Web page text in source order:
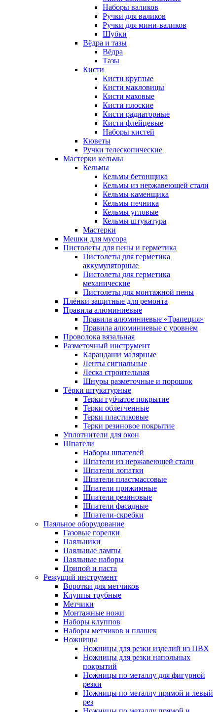
Наборы валиков
Ручки для валиков
Ручки для мини-валиков
Шубки
Вёдра и тазы
Вёдра
Тазы
Кисти
Кисти круглые
Кисти макловицы
Кисти маховые
Кисти плоские
Кисти радиаторные
Кисти флейцевые
Наборы кистей
Кюветы
Ручки телескопические
Мастерки кельмы
Кельмы
Кельмы бетонщика
Кельмы из нержавеющей стали
Кельмы каменщика
Кельмы печника
Кельмы угловые
Кельмы штукатура
Мастерки
Мешки для мусора
Пистолеты для пены и герметика
Пистолеты для герметика
аккумуляторные
Пистолеты для герметика
механические
Пистолеты для монтажной пены
Плёнки защитные для ремонта
Правила алюминиевые
Правила алюминиевые «Трапеция»
Правила алюминиевые с уровнем
Проволока вязальная
Разметочный инструмент
Карандаши малярные
Ленты сигнальные
Леска строительная
Шнуры разметочные и порошок
Тёрки штукатурные
Терки губчатое покрытие
Терки облегченные
Терки пластиковые
Терки резиновое покрытие
Уплотнители для окон
Шпатели
Наборы шпателей
Шпатели из нержавеющей стали
Шпатели лопатки
Шпатели пластмассовые
Шпатели прижимные
Шпатели резиновые
Шпатели фасадные
Шпатели-скребки
Паяльное оборудование
Газовые горелки
Паяльники
Паяльные лампы
Паяльные наборы
Припой и паста
Режущий инструмент
Воротки для метчиков
Клуппы трубные
Метчики
Монтажные ножи
Наборы клуппов
Наборы метчиков и плашек
Ножницы
Ножницы для резки изделий из ПВХ
Ножницы для резки напольных
покрытий
Ножницы по металлу для фигурной
резки
Ножницы по металлу прямой и левый
рез